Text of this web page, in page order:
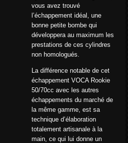
vous avez trouvé
l’échappement idéal, une
bonne petite bombe qui
développera au maximum les
prestations de ces cylindres
non homologués.
La différence notable de cet
échappement VOCA Rookie
50/70cc avec les autres
échappements du marché de
la même gamme, est sa
technique d’élaboration
totalement artisanale à la
main, ce qui lui donne un